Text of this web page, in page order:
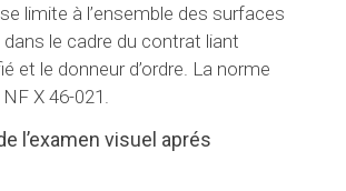
limite à l’ensemble des surfaces
le cadre du contrat liant
et le donneur d’ordre. La norme
X 46-021.
l’examen visuel aprés